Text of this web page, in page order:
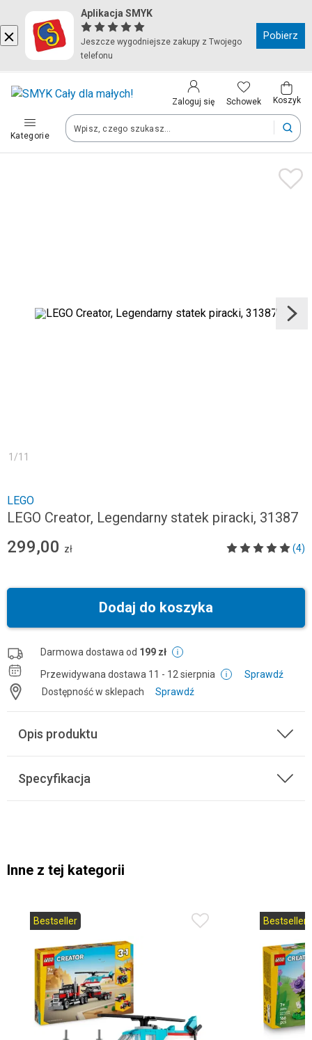
Aplikacja SMYK
Jeszcze wygodniejsze zakupy z Twojego
telefonu
Pobierz
Zaloguj się Schowek Koszyk
Kategorie
Kraj i język
Polska (Poland)
Twoje zamówienia dostarczymy na teren wybranego kraju.
Zapisz
1 /11
LEGO
LEGO Creator, Legendarny statek piracki, 31387
299,00 zł (4)
Dodaj do koszyka
Darmowa dostawa od 199 zł
Przewidywana dostawa 11 - 12 sierpnia
Sprawdź
Dostępność w sklepach
Sprawdź
Opis produktu
Specyfikacja
Inne z tej kategorii
Bestseller Bestseller